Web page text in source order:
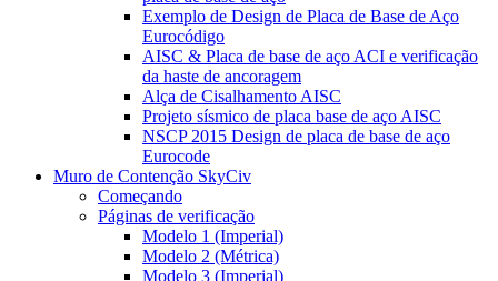
Exemplo de Design de Placa de Base de Aço
Eurocódigo
AISC & Placa de base de aço ACI e verificação
da haste de ancoragem
Alça de Cisalhamento AISC
Projeto sísmico de placa base de aço AISC
NSCP 2015 Design de placa de base de aço
Eurocode
Muro de Contenção SkyCiv
Começando
Páginas de verificação
Modelo 1 (Imperial)
Modelo 2 (Métrica)
Modelo 3 (Imperial)